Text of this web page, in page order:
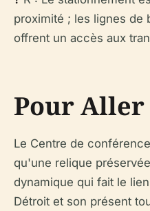
proximité ; les lignes de
offrent un accès aux
Pour Aller
Le Centre de
qu'une relique
dynamique qui fait le
Détroit et son présent